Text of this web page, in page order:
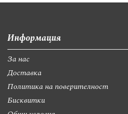
Информация
За нас
Доставка
Политика на поверителност
Бисквитки